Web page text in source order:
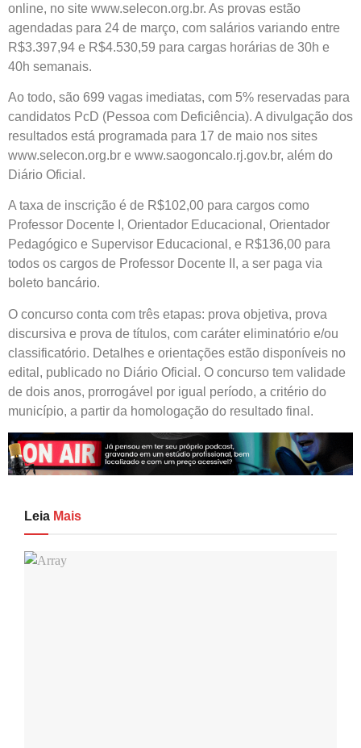
online, no site www.selecon.org.br. As provas estão
agendadas para 24 de março, com salários variando entre
R$3.397,94 e R$4.530,59 para cargas horárias de 30h e
40h semanais.
Ao todo, são 699 vagas imediatas, com 5% reservadas para
candidatos PcD (Pessoa com Deficiência). A divulgação dos
resultados está programada para 17 de maio nos sites
www.selecon.org.br e www.saogoncalo.rj.gov.br, além do
Diário Oficial.
A taxa de inscrição é de R$102,00 para cargos como
Professor Docente I, Orientador Educacional, Orientador
Pedagógico e Supervisor Educacional, e R$136,00 para
todos os cargos de Professor Docente II, a ser paga via
boleto bancário.
O concurso conta com três etapas: prova objetiva, prova
discursiva e prova de títulos, com caráter eliminatório e/ou
classificatório. Detalhes e orientações estão disponíveis no
edital, publicado no Diário Oficial. O concurso tem validade
de dois anos, prorrogável por igual período, a critério do
município, a partir da homologação do resultado final.
Leia Mais